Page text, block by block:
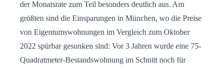
der Monatsrate zum Teil besonders deutlich aus. Am
größten sind die Einsparungen in München, wo die Preise
von Eigentumswohnungen im Vergleich zum Oktober
2022 spürbar gesunken sind: Vor 3 Jahren wurde eine 75-
Quadratmeter-Bestandswohnung im Schnitt noch für